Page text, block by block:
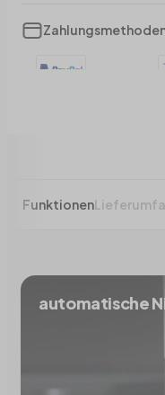
Funktionen
automatische